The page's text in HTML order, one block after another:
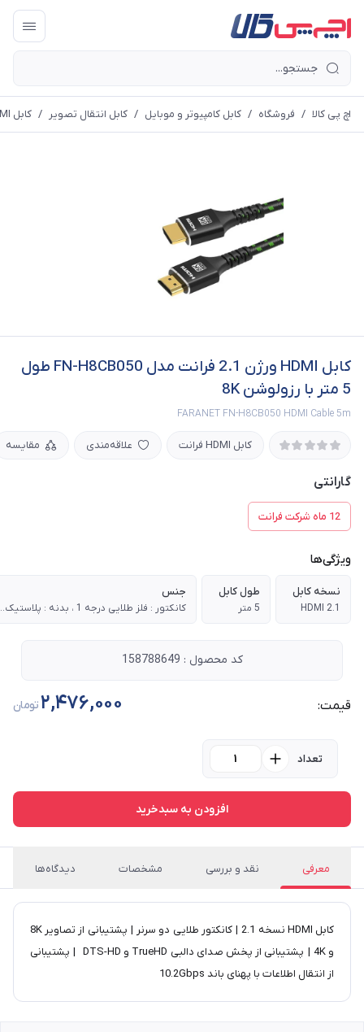
اچ پی کالا / فروشگاه / کابل کامپیوتر و موبایل / کابل انتقال تصویر / کابل HDMI
کابل HDMI ورژن 2.1 فرانت مدل FN-H8CB050 طول
5 متر با رزولوشن 8K
FARANET FN-H8CB050 HDMI Cable 5m
کابل HDMI فرانت علاقه‌مندی مقایسه
گارانتی
12 ماه شرکت فرانت
ویژگی‌ها
نسخه کابل
HDMI 2.1
طول کابل
5 متر
جنس
کانکتور : فلز طلایی
کد محصول : 158788649
قیمت: 2,476,000تومان
تعداد
افزودن به سبدخرید
معرفی نقد و بررسی مشخصات دیدگاه‌ها
کابل HDMI نسخه 2.1 | کانکتور طلایی دو سرنر | پشتیبانی از تصاویر 8K
و 4K | پشتیبانی از پخش صدای دالبی TrueHD و DTS-HD | پشتیبانی
از انتقال اطلاعات با پهنای باند 10.2Gbps